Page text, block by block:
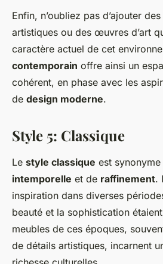
Enfin, n’oubliez pas d’ajouter
artistiques ou des œuvres d’art
caractère actuel de cet
contemporain offre ainsi un
cohérent, en phase avec les
de design moderne.
Style 5: Classique
Le style classique est synonyme
intemporelle et de raffinement.
inspiration dans diverses
beauté et la sophistication
meubles de ces époques,
de détails artistiques, incarnent